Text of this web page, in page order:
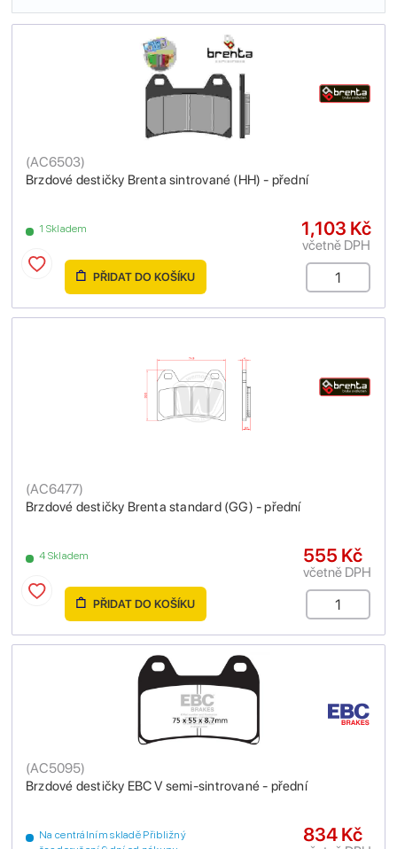
Brzdové destičky Brenta sintrované (HH) - přední
(AC6503)
1 Skladem 1,103 Kč
včetně DPH
PŘIDAT DO KOŠÍKU
Brzdové destičky Brenta standard (GG) - přední
(AC6477)
4 Skladem 555 Kč
včetně DPH
PŘIDAT DO KOŠÍKU
Brzdové destičky EBC V semi-sintrované - přední
(AC5095)
Na centrálním skladě Přibližný
834 Kč